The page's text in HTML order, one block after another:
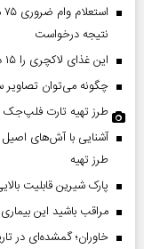
نتیجه درخواست
این غذای لاکچری را ۱۵ دقیقه‌ای آماده کنید
چگونه می‌توان
طرز تهیه تارت فلپ‌جک
آشنایی با آش‌های
طرز تهیه
پارک شیرین قابلیت‌
مراقب باشید این
خاوران؛ گمشده‌ای در